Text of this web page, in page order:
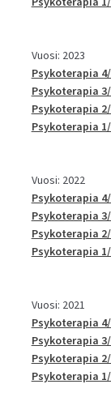
Vuosi: 2023
Psykoterapia
Psykoterapia
Psykoterapia
Psykoterapia
Vuosi: 2022
Psykoterapia
Psykoterapia
Psykoterapia
Psykoterapia
Vuosi: 2021
Psykoterapia
Psykoterapia
Psykoterapia
Psykoterapia